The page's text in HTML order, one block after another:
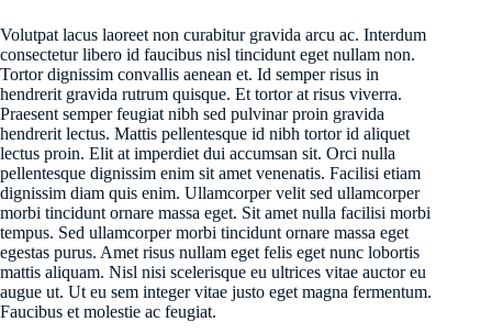
Volutpat lacus laoreet non curabitur gravida arcu ac. Interdum
consectetur libero id faucibus nisl tincidunt eget nullam non.
Tortor dignissim convallis aenean et. Id semper risus in
hendrerit gravida rutrum quisque. Et tortor at risus viverra.
Praesent semper feugiat nibh sed pulvinar proin gravida
hendrerit lectus. Mattis pellentesque id nibh tortor id aliquet
lectus proin. Elit at imperdiet dui accumsan sit. Orci nulla
pellentesque dignissim enim sit amet venenatis. Facilisi etiam
dignissim diam quis enim. Ullamcorper velit sed ullamcorper
morbi tincidunt ornare massa eget. Sit amet nulla facilisi morbi
tempus. Sed ullamcorper morbi tincidunt ornare massa eget
egestas purus. Amet risus nullam eget felis eget nunc lobortis
mattis aliquam. Nisl nisi scelerisque eu ultrices vitae auctor eu
augue ut. Ut eu sem integer vitae justo eget magna fermentum.
Faucibus et molestie ac feugiat.